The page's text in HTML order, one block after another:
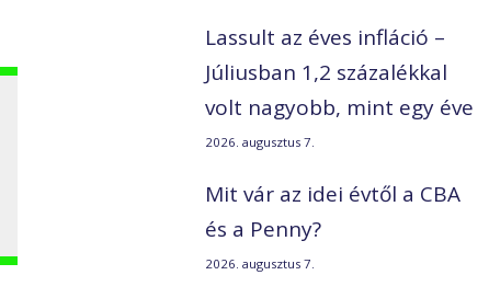
Lassult az éves infláció –
Júliusban 1,2 százalékkal
volt nagyobb, mint egy éve
2026. augusztus 7.
Mit vár az idei évtől a CBA
és a Penny?
2026. augusztus 7.